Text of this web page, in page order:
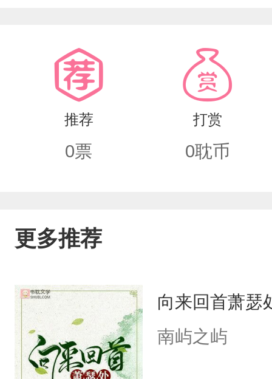
个并肩同行的人。
推荐
0票
打赏
0耽币
更多推荐
向来回首萧瑟
南屿之屿